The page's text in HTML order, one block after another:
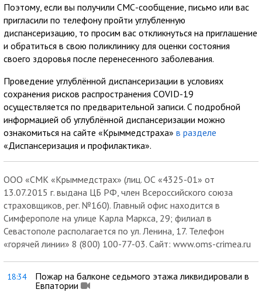
Поэтому, если вы получили СМС-сообщение, письмо или вас
пригласили по телефону пройти углубленную
диспансеризацию, то просим вас откликнуться на приглашение
и обратиться в свою поликлинику для оценки состояния
своего здоровья после перенесенного заболевания.
Проведение углублённой диспансеризации в условиях
сохранения рисков распространения COVID-19
осуществляется по предварительной записи. С подробной
информацией об углублённой диспансеризации можно
ознакомиться на сайте «Крыммедстраха» в разделе
«Диспансеризация и профилактика».
ООО «СМК «Крыммедстрах» (лиц. ОС «4325-01» от
13.07.2015 г. выдана ЦБ РФ, член Всероссийского союза
страховщиков, рег. №160). Главный офис находится в
Симферополе на улице Карла Маркса, 29; филиал в
Севастополе располагается по ул. Ленина, 17. Телефон
«горячей линии» 8 (800) 100-77-03. Сайт: www.oms-crimea.ru
18:34
Пожар на балконе седьмого этажа ликвидировали в
Евпатории